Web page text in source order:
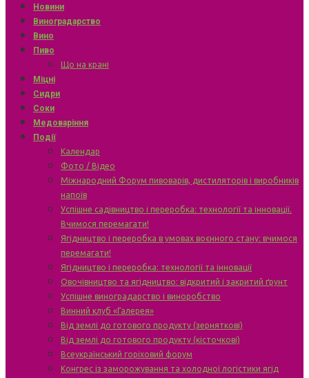
Новини
Виноградарство
Вино
Пиво
Що на крані
Міцні
Сидри
Соки
Медоваріння
Події
Календар
Фото / Відео
Міжнародний Форум пивоварів, дистиляторів і виробників
напоїв
Успішне садівництво і переробка: технології та інновації.
Вчимося перемагати!
Ягідництво і переробка в умовах воєнного стану: вчимося
перемагати!
Ягідництво і переробка: технології та інновації
Овочівництво та ягідництво: відкритий і закритий ґрунт
Успішне виноградарство і виноробство
Винний клуб «Галерея»
Від землі до готового продукту (зерняткові)
Від землі до готового продукту (кісточкові)
Всеукраїнський горіховий форум
Конгрес із заморожування та холодної логістики ягід